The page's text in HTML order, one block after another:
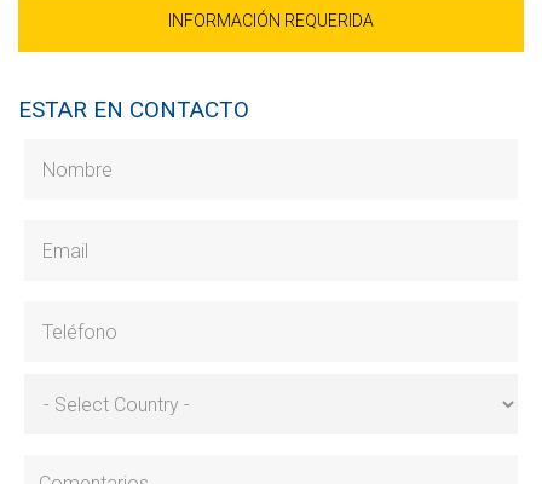
INFORMACIÓN REQUERIDA
ESTAR EN CONTACTO